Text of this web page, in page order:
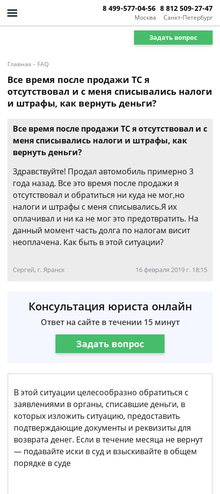
Москва
8 499-577-04-56
Санкт-Петербург
8 812 509-27-47
Задать вопрос
Главная - FAQ
Все время после продажи ТС я
отсутствовал и с меня списывались налоги
и штрафы, как вернуть деньги?
Все время после продажи ТС я отсутствовал и с
меня списывались налоги и штрафы, как
вернуть деньги?
Здравствуйте! Продал автомобиль примерно 3
года назад. Все это время после продажи я
отсутствовал и обратиться ни куда не мог,но
налоги и штрафы с меня списывались.Я их
оплачивал и ни ка не мог это предотвратить. На
данный момент часть долга по налогам висит
неоплачена. Как быть в этой ситуации?
Сергей, г. Яранск 16 февраля 2019 г. 18:15
Консультация юриста онлайн
Ответ на сайте в течении 15 минут
Задать вопрос
В этой ситуации целесообразно обратиться с
заявлениями в органы, списавшие деньги, в
которых изложить ситуацию, предоставить
подтверждающие документы и реквизиты для
возврата денег. Если в течение месяца не вернут
— подавайте иски в суд и взыскивайте в общем
порядке в суде